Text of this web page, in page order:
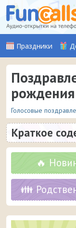
Праздники
Голосовые
Краткое
🔥
👪